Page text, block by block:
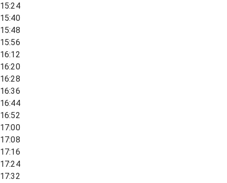
15:24
15:40
15:48
15:56
16:12
16:20
16:28
16:36
16:44
16:52
17:00
17:08
17:16
17:24
17:32